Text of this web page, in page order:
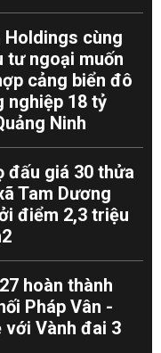
Holdings cùng
tư ngoại muốn
cảng biển đô
nghiệp 18 tỷ
Ninh
đấu giá 30 thửa
Tam Dương
điểm 2,3 triệu
hoàn thành
Pháp Vân -
với Vành đai 3